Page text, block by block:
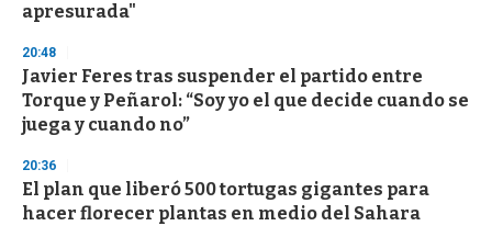
apresurada"
20:48
Javier Feres tras suspender el partido entre
Torque y Peñarol: “Soy yo el que decide cuando se
juega y cuando no”
20:36
El plan que liberó 500 tortugas gigantes para
hacer florecer plantas en medio del Sahara